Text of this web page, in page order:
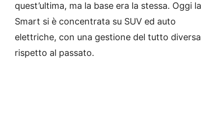
quest’ultima, ma la base era la stessa. Oggi la
Smart si è concentrata su SUV ed auto
elettriche, con una gestione del tutto diversa
rispetto al passato.